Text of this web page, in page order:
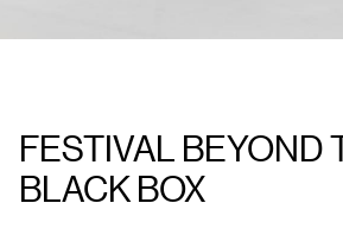
FESTIVAL BEYOND
BLACK BOX